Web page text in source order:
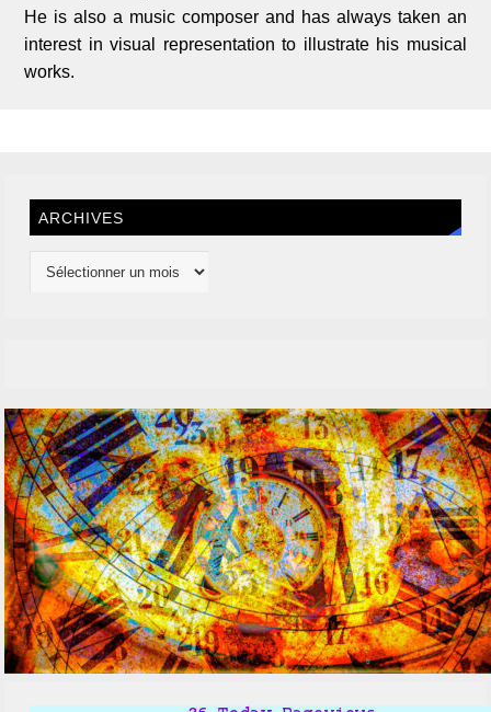
He is also a music composer and has always taken an
interest in visual representation to illustrate his musical
works.
ARCHIVES